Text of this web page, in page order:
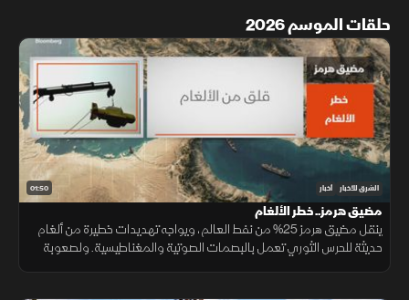
حلقات الموسم 2026
01:50 الشرق للأخبار أخبار
مضيق هرمز.. خطر الألغام
ينقل مضيق هرمز 25% من نفط العالم، ويواجه تهديدات خطيرة من ألغام
حديثة للحرس الثوري تعمل بالبصمات الصوتية والمغناطيسية. ولصعوبة